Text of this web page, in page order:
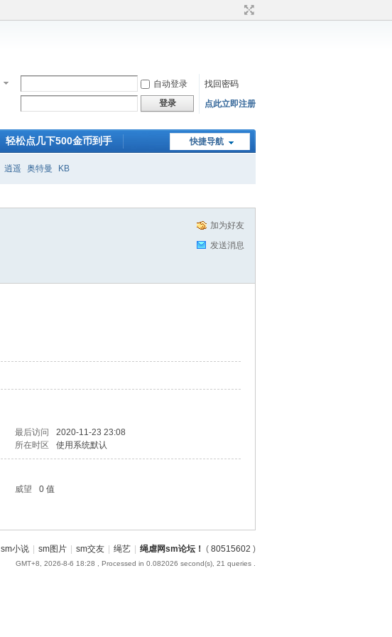
自动登录
找回密码
登录 点此立即注册
快捷导航
轻松点几下500金币到手
逍遥 奥特曼 KB
加为好友
发送消息
最后访问
2020-11-23 23:08
所在时区 使用系统默认
威望
0 值
sm小说 | sm图片 | sm交友 | 绳艺 | 绳虐网sm论坛！ ( 80515602 )
GMT+8, 2026-8-6 18:28 , Processed in 0.082026 second(s), 21 queries .